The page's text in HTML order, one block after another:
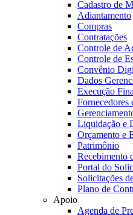
Cadastro de
Adiantamento
Compras
Contratações
Controle de
Controle de
Convênio
Dados
Execução
Fornecedores
Liquidação e
Orçamento e
Patrimônio
Recebimento
Portal do
Solicitações
Plano de
Apoio
Agenda de